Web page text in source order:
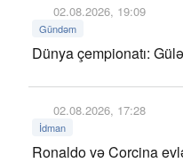
02.08.2026, 19:09
Gündəm
Dünya çempionatı:
02.08.2026, 17:28
İdman
Ronaldo və Corcina